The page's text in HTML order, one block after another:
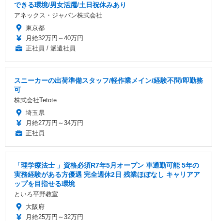
できる環境/男女活躍/土日祝休みあり
アネックス・ジャパン株式会社
東京都
月給32万円～40万円
正社員 / 派遣社員
スニーカーの出荷準備スタッフ/軽作業メイン/経験不問/即勤務
可
株式会社Tetote
埼玉県
月給27万円～34万円
正社員
「理学療法士 」資格必須R7年5月オープン 車通勤可能 5年の
実務経験がある方優遇 完全週休2日 残業ほぼなし キャリアア
ップを目指せる環境
といろ平野教室
大阪府
月給25万円～32万円